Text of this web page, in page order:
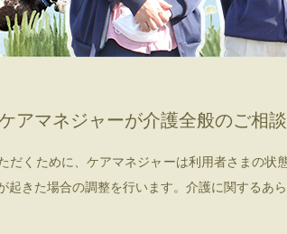
アマネジャーが介護全般のご相
だくために、ケアマネジャーは利用者さまの
起きた場合の調整を行います。介護に関するあ